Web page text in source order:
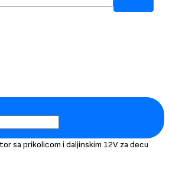
sa prikolicom i daljinskim 12V za decu